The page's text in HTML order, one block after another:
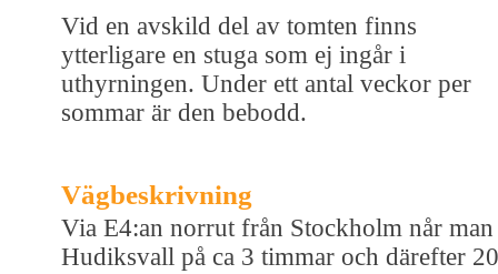
Vid en avskild del av tomten finns
ytterligare en stuga som ej ingår i
uthyrningen. Under ett antal veckor per
sommar är den bebodd.
Vägbeskrivning
Via E4:an norrut från Stockholm når man
Hudiksvall på ca 3 timmar och därefter 20